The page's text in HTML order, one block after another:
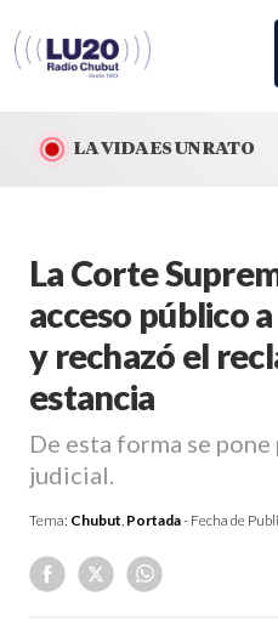
LA VIDA ES UN RATO
La Corte
acceso público
y rechazó el
estancia
De esta forma se
judicial.
Tema: Chubut, Portada- Fecha de